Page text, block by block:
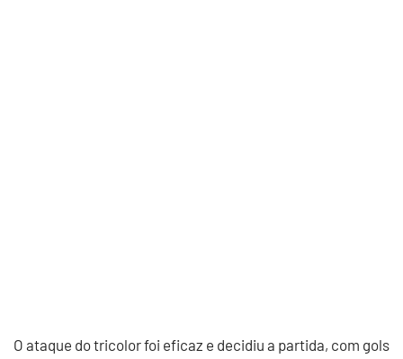
O ataque do tricolor foi eficaz e decidiu a partida, com gols